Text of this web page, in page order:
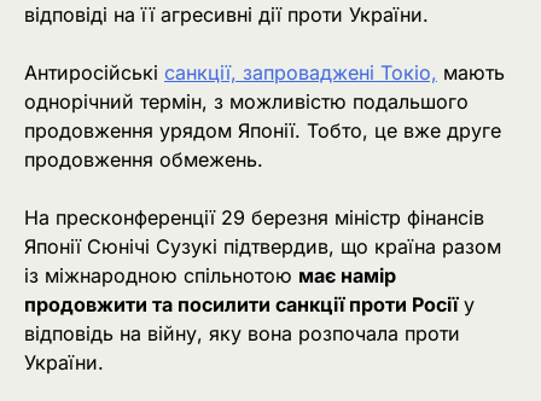
відповіді на її агресивні дії проти України.
Антиросійські санкції, запроваджені Токіо, мають
однорічний термін, з можливістю подальшого
продовження урядом Японії. Тобто, це вже друге
продовження обмежень.
На пресконференції 29 березня міністр фінансів
Японії Сюнічі Сузукі підтвердив, що країна разом
із міжнародною спільнотою має намір
продовжити та посилити санкції проти Росіїу
відповідь на війну, яку вона розпочала проти
України.